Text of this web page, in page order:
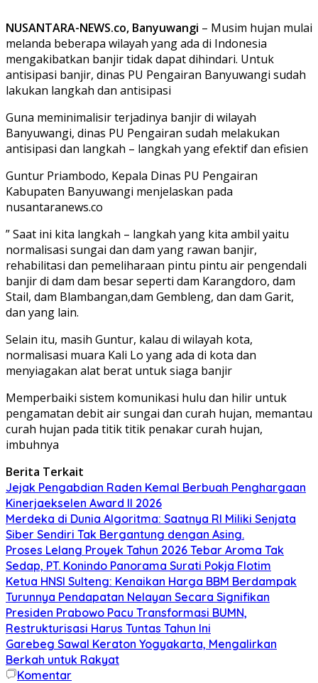
NUSANTARA-NEWS.co, Banyuwangi – Musim hujan mulai
melanda beberapa wilayah yang ada di Indonesia
mengakibatkan banjir tidak dapat dihindari. Untuk
antisipasi banjir, dinas PU Pengairan Banyuwangi sudah
lakukan langkah dan antisipasi
Guna meminimalisir terjadinya banjir di wilayah
Banyuwangi, dinas PU Pengairan sudah melakukan
antisipasi dan langkah – langkah yang efektif dan efisien
Guntur Priambodo, Kepala Dinas PU Pengairan
Kabupaten Banyuwangi menjelaskan pada
nusantaranews.co
” Saat ini kita langkah – langkah yang kita ambil yaitu
normalisasi sungai dan dam yang rawan banjir,
rehabilitasi dan pemeliharaan pintu pintu air pengendali
banjir di dam dam besar seperti dam Karangdoro, dam
Stail, dam Blambangan,dam Gembleng, dan dam Garit,
dan yang lain.
Selain itu, masih Guntur, kalau di wilayah kota,
normalisasi muara Kali Lo yang ada di kota dan
menyiagakan alat berat untuk siaga banjir
Memperbaiki sistem komunikasi hulu dan hilir untuk
pengamatan debit air sungai dan curah hujan, memantau
curah hujan pada titik titik penakar curah hujan,
imbuhnya
Berita Terkait
Jejak Pengabdian Raden Kemal Berbuah Penghargaan
Kinerjaekselen Award II 2026
Merdeka di Dunia Algoritma: Saatnya RI Miliki Senjata
Siber Sendiri Tak Bergantung dengan Asing.
Proses Lelang Proyek Tahun 2026 Tebar Aroma Tak
Sedap, PT. Konindo Panorama Surati Pokja Flotim
Ketua HNSI Sulteng: Kenaikan Harga BBM Berdampak
Turunnya Pendapatan Nelayan Secara Signifikan
Presiden Prabowo Pacu Transformasi BUMN,
Restrukturisasi Harus Tuntas Tahun Ini
Garebeg Sawal Keraton Yogyakarta, Mengalirkan
Berkah untuk Rakyat
Komentar